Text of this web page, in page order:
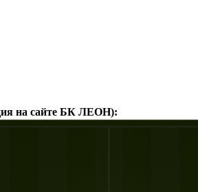
на сайте БК ЛЕОН):